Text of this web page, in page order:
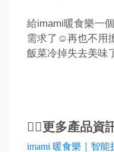
給imami暖食樂一
需求了☺️再也不用
飯菜冷掉失去美味
👉🏻更多產品資
imami 暖食樂｜智能